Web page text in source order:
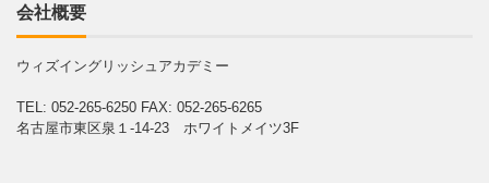
会社概要
ウィズイングリッシュアカデミー
TEL: 052-265-6250 FAX: 052-265-6265
名古屋市東区泉１-14-23 ホワイトメイツ3F